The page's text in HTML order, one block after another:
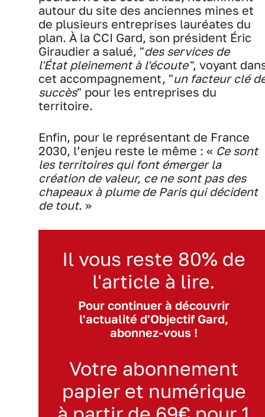
autour du site des anciennes mines et
de plusieurs entreprises lauréates du
plan. À la CCI Gard, son président Éric
Giraudier a salué, "des services de
l'État pleinement à l'écoute", voyant
cet accompagnement, "un facteur clé
succès" pour les entreprises du
territoire.
Enfin, pour le représentant de France
2030, l’enjeu reste le même : « Ce sont
les territoires qui font émerger la
création de valeur, ce ne sont pas des
chapeaux à plume de Paris qui décident
de tout. »
Il vous reste 80% de
l'article à lire.
Pour continuer à découvrir
l'actualité d'Objectif Gard,
abonnez-vous !
Votre abonnement
papier et numérique